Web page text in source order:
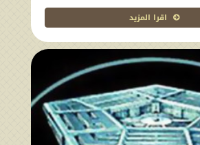
اقرا المزيد